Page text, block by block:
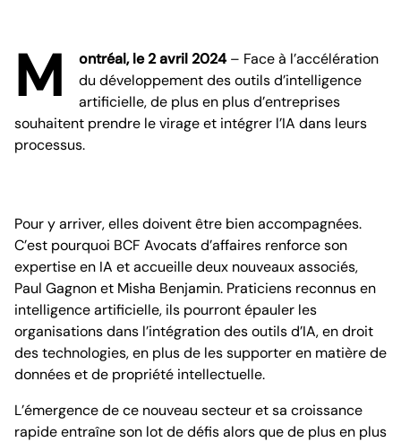
M ontréal, le 2 avril 2024– Face à l’accélération
du développement des outils d’intelligence
artificielle, de plus en plus d’entreprises
souhaitent prendre le virage et intégrer l’IA dans leurs
processus.
Pour y arriver, elles doivent être bien accompagnées.
C’est pourquoi BCF Avocats d’affaires renforce son
expertise en IA et accueille deux nouveaux associés,
Paul Gagnon et Misha Benjamin. Praticiens reconnus en
intelligence artificielle, ils pourront épauler les
organisations dans l’intégration des outils d’IA, en droit
des technologies, en plus de les supporter en matière de
données et de propriété intellectuelle.
L’émergence de ce nouveau secteur et sa croissance
rapide entraîne son lot de défis alors que de plus en plus